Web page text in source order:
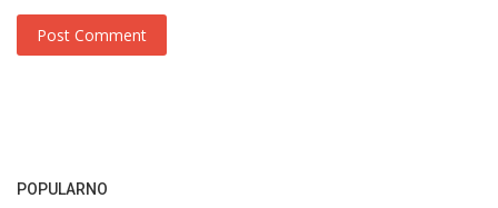
Post Comment
POPULARNO